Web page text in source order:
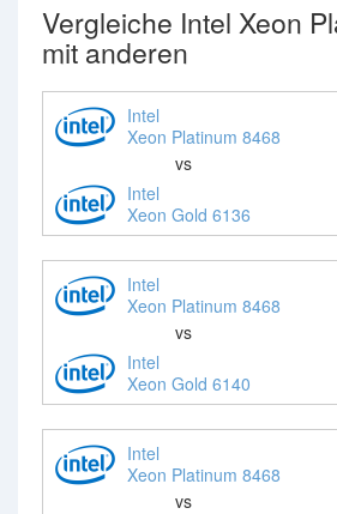
Vergleiche Intel Xeon
mit anderen
Intel
Xeon Platinum 8468
vs
Intel
Xeon Gold 6136
Intel
Xeon Platinum 8468
vs
Intel
Xeon Gold 6140
Intel
Xeon Platinum 8468
vs